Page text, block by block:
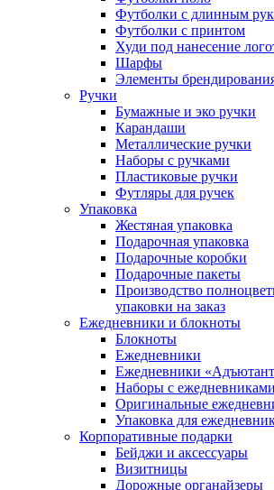
Футболки с длинным
Футболки с принтом
Худи под нанесение
Шарфы
Элементы
Ручки
Бумажные и эко ручки
Карандаши
Металлические ручки
Наборы с ручками
Пластиковые ручки
Футляры для ручек
Упаковка
Жестяная упаковка
Подарочная упаковка
Подарочные коробки
Подарочные пакеты
Производство
упаковки на заказ
Ежедневники и блокноты
Блокноты
Ежедневники
Ежедневники
Наборы с ежедневниками
Оригинальные
Упаковка для
Корпоративные подарки
Бейджи и аксессуары
Визитницы
Дорожные органайзеры